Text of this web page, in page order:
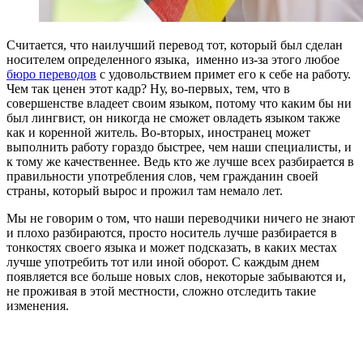
Считается, что наилучший перевод тот, который был сделан
носителем определенного языка, именно из-за этого любое
бюро переводов с удовольствием примет его к себе на работу.
Чем так ценен этот кадр? Ну, во-первых, тем, что в
совершенстве владеет своим языком, потому что каким бы ни
был лингвист, он никогда не сможет овладеть языком также
как и коренной житель. Во-вторых, иностранец может
выполнить работу гораздо быстрее, чем наши специалисты, и
к тому же качественнее. Ведь кто же лучше всех разбирается в
правильности употребления слов, чем гражданин своей
страны, который вырос и прожил там немало лет.
Мы не говорим о том, что наши переводчики ничего не знают
и плохо разбираются, просто носитель лучше разбирается в
тонкостях своего языка и может подсказать, в каких местах
лучше употребить тот или иной оборот. С каждым днем
появляется все больше новых слов, некоторые забываются и,
не проживая в этой местности, сложно отследить такие
изменения.